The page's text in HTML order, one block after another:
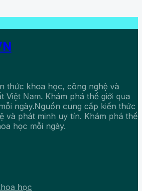
thức khoa học, công nghệ và
Việt Nam. Khám phá thế giới qua
ngày.Nguồn cung cấp kiến thức
và phát minh uy tín. Khám phá thế
học mỗi ngày.
học